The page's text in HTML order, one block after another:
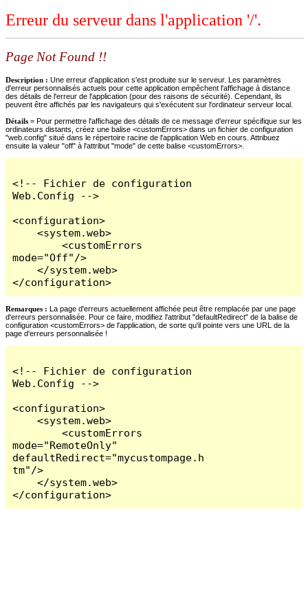
Erreur du serveur dans l'application '/'.
Page Not Found !!
Description : Une erreur d'application s'est produite sur le serveur. Les paramètres
d'erreur personnalisés actuels pour cette application empêchent l'affichage à distance
des détails de l'erreur de l'application (pour des raisons de sécurité). Cependant, ils
peuvent être affichés par les navigateurs qui s'exécutent sur l'ordinateur serveur local.
Détails = Pour permettre l'affichage des détails de ce message d'erreur spécifique sur les
ordinateurs distants, créez une balise <customErrors> dans un fichier de configuration
"web.config" situé dans le répertoire racine de l'application Web en cours. Attribuez
ensuite la valeur "off" à l'attribut "mode" de cette balise <customErrors>.
<!-- Fichier de configuration
Web.Config -->
<configuration>
    <system.web>
        <customErrors
mode="Off"/>
    </system.web>
</configuration>
Remarques : La page d'erreurs actuellement affichée peut être remplacée par une page
d'erreurs personnalisée. Pour ce faire, modifiez l'attribut "defaultRedirect" de la balise de
configuration <customErrors> de l'application, de sorte qu'il pointe vers une URL de la
page d'erreurs personnalisée !
<!-- Fichier de configuration
Web.Config -->
<configuration>
    <system.web>
        <customErrors
mode="RemoteOnly"
defaultRedirect="mycustompage.h
tm"/>
    </system.web>
</configuration>